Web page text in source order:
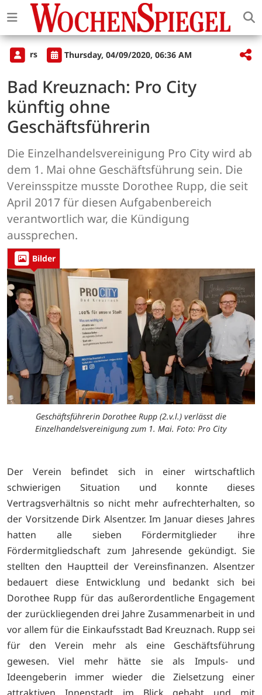
rs Thursday, 04/09/2020, 06:36 AM
Bad Kreuznach: Pro City
künftig ohne
Geschäftsführerin
Die Einzelhandelsvereinigung Pro City wird ab
dem 1. Mai ohne Geschäftsführung sein. Die
Vereinsspitze musste Dorothee Rupp, die seit
April 2017 für diesen Aufgabenbereich
verantwortlich war, die Kündigung
aussprechen.
Bilder
Geschäftsführerin Dorothee Rupp (2.v.l.) verlässt die
Einzelhandelsvereinigung zum 1. Mai. Foto: Pro City
Der Verein befindet sich in einer wirtschaftlich
schwierigen Situation und konnte dieses
Vertragsverhältnis so nicht mehr aufrechterhalten, so
der Vorsitzende Dirk Alsentzer. Im Januar dieses Jahres
hatten alle sieben Fördermitglieder ihre
Fördermitgliedschaft zum Jahresende gekündigt. Sie
stellten den Hauptteil der Vereinsfinanzen. Alsentzer
bedauert diese Entwicklung und bedankt sich bei
Dorothee Rupp für das außerordentliche Engagement
der zurückliegenden drei Jahre Zusammenarbeit in und
vor allem für die Einkaufsstadt Bad Kreuznach. Rupp sei
für den Verein mehr als eine Geschäftsführung
gewesen. Viel mehr hätte sie als Impuls- und
Ideengeberin immer wieder die Zielsetzung einer